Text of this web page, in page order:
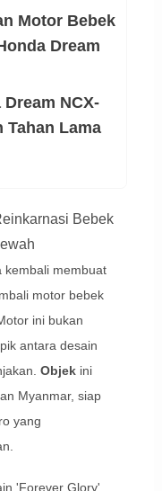
Motor Bebek
Dream
NCX-
Tahan Lama
Bebek
kembali membuat
motor bebek
ini bukan
antara desain
Objekini
Myanmar, siap
yang
'Forever Glory',